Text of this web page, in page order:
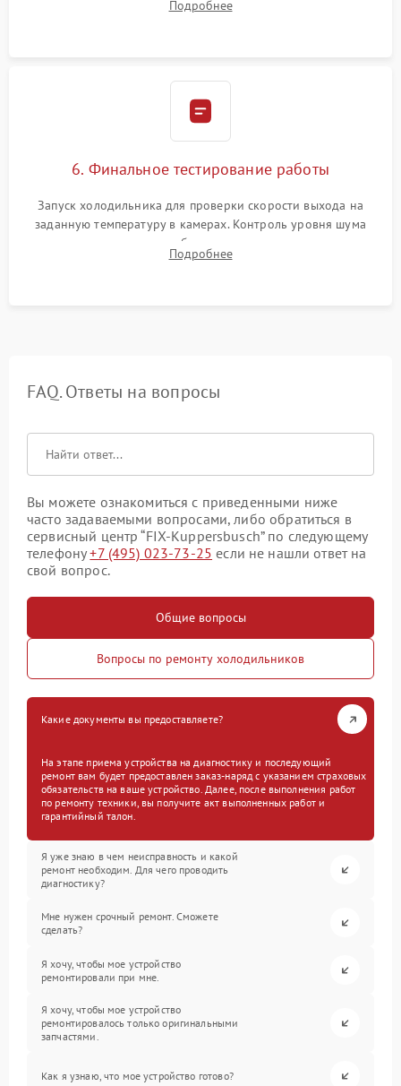
электронным весам. Контроль рабочего давления в системе.
Подробнее
6. Финальное тестирование работы
Запуск холодильника для проверки скорости выхода на
заданную температуру в камерах. Контроль уровня шума
компрессора, отсутствия обмерзания стенок и корректного
срабатывания системы автоматической оттайки.
Подробнее
FAQ. Ответы на вопросы
Вы можете ознакомиться с приведенными ниже
часто задаваемыми вопросами, либо обратиться в
сервисный центр “FIX-Kuppersbusch” по следующему
телефону+7 (495) 023-73-25 если не нашли ответ на
свой вопрос.
Общие вопросы
Вопросы по ремонту холодильников
Какие документы вы предоставляете?
На этапе приема устройства на диагностику и последующий
ремонт вам будет предоставлен заказ-наряд с указанием страховых
обязательств на ваше устройство. Далее, после выполнения работ
по ремонту техники, вы получите акт выполненных работ и
гарантийный талон.
Я уже знаю в чем неисправность и какой
ремонт необходим. Для чего проводить
диагностику?
Мне нужен срочный ремонт. Сможете
сделать?
Я хочу, чтобы мое устройство
ремонтировали при мне.
Я хочу, чтобы мое устройство
ремонтировалось только оригинальными
запчастями.
Как я узнаю, что мое устройство готово?